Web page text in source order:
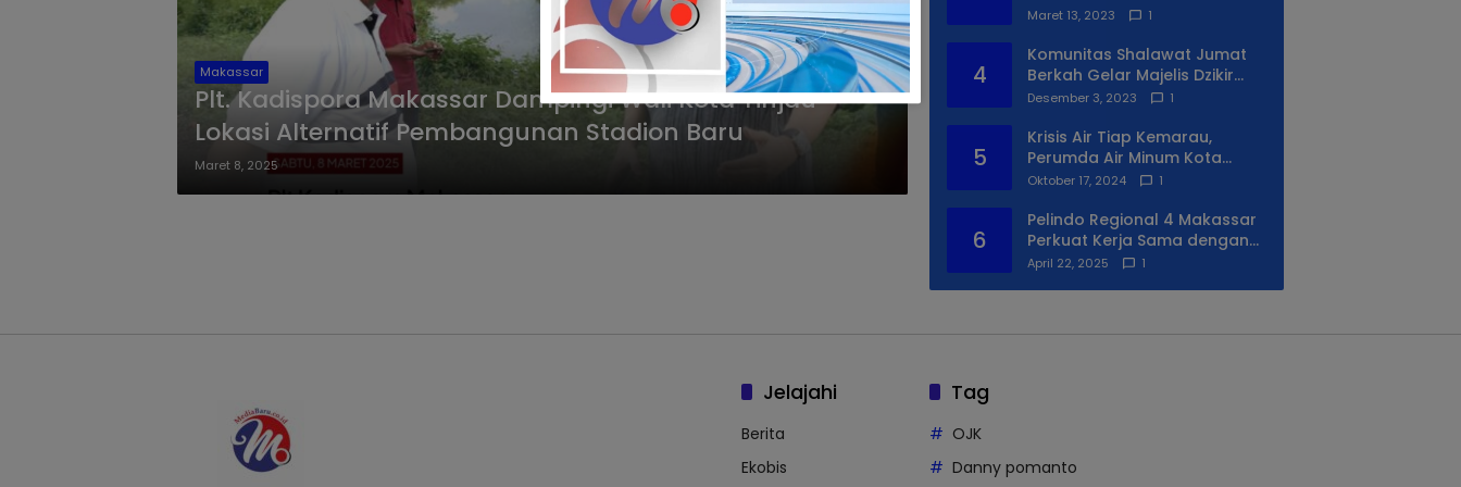
Makassar
Plt. Kadispora Makassar Dampingi Wali Kota Tinjau
Lokasi Alternatif Pembangunan Stadion Baru
Maret 8, 2025
Anda
Maret 13, 2023 1
4
Komunitas Shalawat Jumat
Berkah Gelar Majelis Dzikir
Syukuran Ke II
Desember 3, 2023 1
5
Krisis Air Tiap Kemarau,
Perumda Air Minum Kota
Makassar Beri Solusi Terbaik
Oktober 17, 2024 1
6
Pelindo Regional 4 Makassar
Perkuat Kerja Sama dengan
PIP Makassar Lewat Praktek
April 22, 2025 1
Jelajahi
Berita
Ekobis
Tag
OJK
Danny pomanto